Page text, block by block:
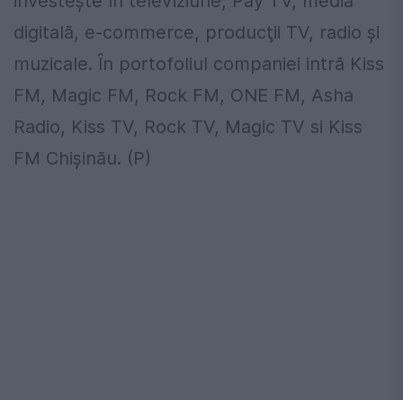
digitală, e-commerce, producţii TV, radio şi
muzicale. În portofoliul companiei intră Kiss
FM, Magic FM, Rock FM, ONE FM, Asha
Radio, Kiss TV, Rock TV, Magic TV si Kiss
FM Chișinău. (P)